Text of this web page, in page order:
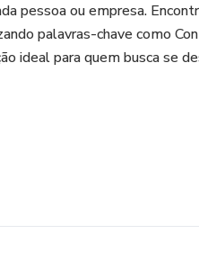
pessoa ou empresa.
palavras-chave como
ideal para quem busca se